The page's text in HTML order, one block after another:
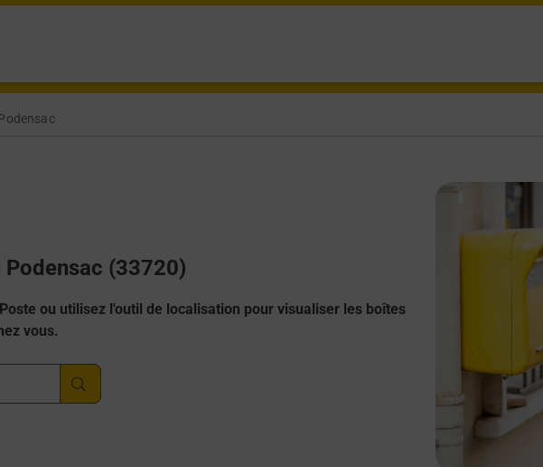
(33720)
ou utilisez l'outil de localisation pour visualiser les boîtes
vous.